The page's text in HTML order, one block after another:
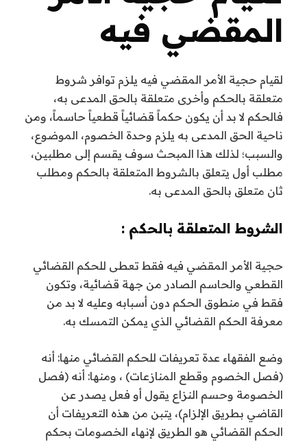
المقضي فيه
لقيام حجية الأمر المقضي فيه يلزم توافر شروط
متعلقة بالحكم وأخرى متعلقة بالحق المدعى به،
فالحكم لا بد أن يكون حكماً قضائياً قطعياً حاسماً، ومن
ناحية الحق المدعى به يلزم وحدة الخصوم، الموضوع،
والسبب؛ لذلك هذا المبحث سوف يقسم إلى مطلبين،
مطلب أول يتعلق بالشروط المتعلقة بالحكم ومطلب
ثان متعلق بالحق المدعى به.
الشروط المتعلقة بالحكم :
حجية الأمر المقضي فيه فقط تعطى للحكم القضائي
القطعي والحاسم الصادر من جهة قضائية، وتكون
فقط في منطوق الحكم دون أسبابه وعليه لا بد من
معرفة الحكم القضائي الذي يمكن التمسك به.
وضع الفقهاء عدة تعريفات للحكم القضائي منها: أنه
(فصل الخصوم وقطع المنازعات) ، ومنها: أنه (فصل
الخصومة وحسم النزاع يقول أو فعل يصدر عن
القاضي بطريق الإلزام)، يتبن من هذه التعريفات أن
الحكم القضائي هو الطريق لإنهاء الخصومات بحكم